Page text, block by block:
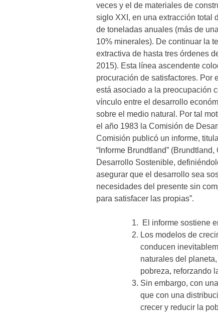
veces y el de materiales de
siglo XXI, en una extracción total
de toneladas anuales (más de
10% minerales). De continuar la
extractiva de hasta tres órdenes
2015). Esta línea ascendente
procuración de satisfactores. Por
está asociado a la preocupación
vínculo entre el desarrollo
sobre el medio natural. Por tal
el año 1983 la Comisión de
Comisión publicó un informe,
“Informe Brundtland”
Desarrollo Sostenible,
asegurar que el desarrollo sea
necesidades del presente sin
para satisfacer las propias”.
El informe sostiene
Los modelos de
conducen
naturales del
pobreza, reforzando
Sin embargo, con
que con una
crecer y reducir la